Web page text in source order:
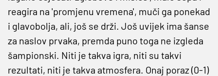
reagira na 'promjenu vremena', muči ga ponekad
i glavobolja, ali, još se drži. Još uvijek ima šanse
za naslov prvaka, premda puno toga ne izgleda
šampionski. Niti je takva igra, niti su takvi
rezultati, niti je takva atmosfera. Onaj poraz (0-1)